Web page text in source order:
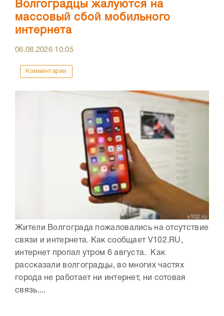
Волгоградцы жалуются на
массовый сбой мобильного
интернета
06.08.2026 10:05
Комментарии
Жители Волгограда пожаловались на отсутствие
связи и интернета. Как сообщает V102.RU,
интернет пропал утром 6 августа. Как
рассказали волгоградцы, во многих частях
города не работает ни интернет, ни сотовая
связь....